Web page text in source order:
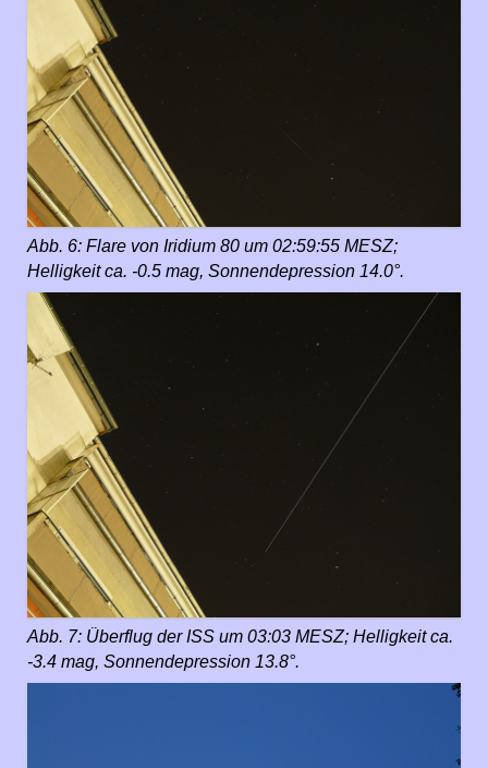
Abb. 6: Flare von Iridium 80 um 02:59:55 MESZ;
Helligkeit ca. -0.5 mag, Sonnendepression 14.0°.
Abb. 7: Überflug der ISS um 03:03 MESZ; Helligkeit ca.
-3.4 mag, Sonnendepression 13.8°.